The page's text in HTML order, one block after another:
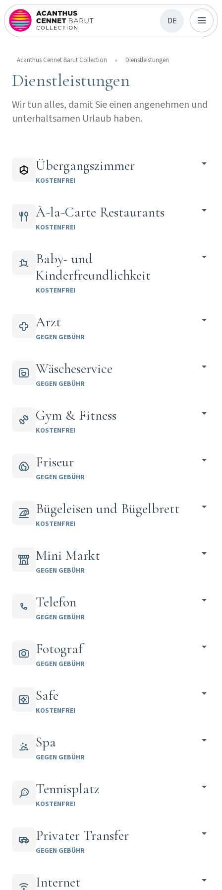
DE
Acanthus Cennet Barut Collection Dienstleistungen
Dienstleistungen
Wir tun alles, damit Sie einen angenehmen und
unterhaltsamen Urlaub haben.
Übergangszimmer
KOSTENFREI
À-la-Carte Restaurants
KOSTENFREI
Baby- und
Kinderfreundlichkeit
KOSTENFREI
Arzt
GEGEN GEBÜHR
Wäscheservice
GEGEN GEBÜHR
Gym & Fitness
KOSTENFREI
Friseur
GEGEN GEBÜHR
Bügeleisen und Bügelbrett
KOSTENFREI
Mini Markt
GEGEN GEBÜHR
Telefon
GEGEN GEBÜHR
Fotograf
GEGEN GEBÜHR
Safe
KOSTENFREI
Spa
GEGEN GEBÜHR
Tennisplatz
KOSTENFREI
Privater Transfer
GEGEN GEBÜHR
Internet